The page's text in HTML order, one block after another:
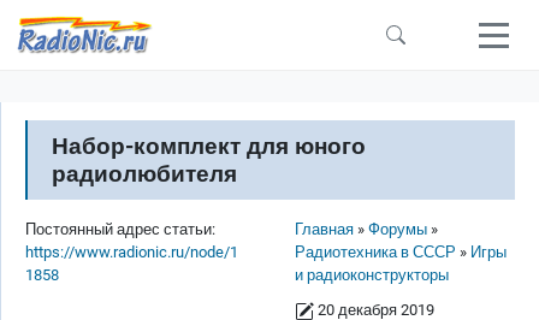
Перейти к основному содержанию
Набор-комплект для юного
радиолюбителя
Строка навигации
Главная
Форумы
Радиотехника в СССР
Игры
и радиоконструкторы
20 декабря 2019
Постоянный адрес статьи:
https://www.radionic.ru/node/1
1858